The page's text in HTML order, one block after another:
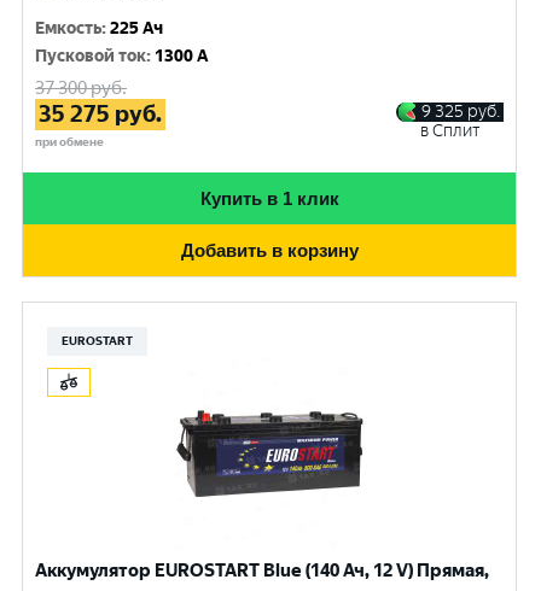
Емкость:225 Ач
Пусковой ток: 1300 A
37 300руб.
35 275 руб.
при обмене
9 325 руб.
в Сплит
Купить в 1 клик
Добавить в корзину
EUROSTART
Аккумулятор EUROSTART Blue (140 Ач, 12 V) Прямая,